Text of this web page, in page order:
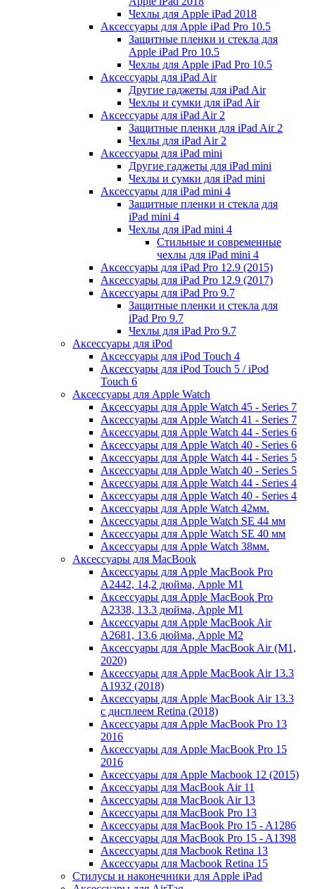
Чехлы для Apple iPad 2018
Аксессуары для Apple iPad Pro 10.5
Защитные пленки и стекла для
Apple iPad Pro 10.5
Чехлы для Apple iPad Pro 10.5
Аксессуары для iPad Air
Другие гаджеты для iPad Air
Чехлы и сумки для iPad Air
Аксессуары для iPad Air 2
Защитные пленки для iPad Air 2
Чехлы для iPad Air 2
Аксессуары для iPad mini
Другие гаджеты для iPad mini
Чехлы и сумки для iPad mini
Аксессуары для iPad mini 4
Защитные пленки и стекла для
iPad mini 4
Чехлы для iPad mini 4
Стильные и современные
чехлы для iPad mini 4
Аксессуары для iPad Pro 12.9 (2015)
Аксессуары для iPad Pro 12.9 (2017)
Аксессуары для iPad Pro 9.7
Защитные пленки и стекла для
iPad Pro 9.7
Чехлы для iPad Pro 9.7
Аксессуары для iPod
Аксессуары для iPod Touch 4
Аксессуары для iPod Touch 5 / iPod
Touch 6
Аксессуары для Apple Watch
Аксессуары для Apple Watch 45 - Series 7
Аксессуары для Apple Watch 41 - Series 7
Аксессуары для Apple Watch 44 - Series 6
Аксессуары для Apple Watch 40 - Series 6
Аксессуары для Apple Watch 44 - Series 5
Аксессуары для Apple Watch 40 - Series 5
Аксессуары для Apple Watch 44 - Series 4
Аксессуары для Apple Watch 40 - Series 4
Аксессуары для Apple Watch 42мм.
Аксессуары для Apple Watch SE 44 мм
Аксессуары для Apple Watch SE 40 мм
Аксессуары для Apple Watch 38мм.
Аксессуары для MacBook
Аксессуары для Apple MacBook Pro
A2442, 14,2 дюйма, Apple M1
Аксессуары для Apple MacBook Pro
A2338, 13.3 дюйма, Apple M1
Аксессуары для Apple MacBook Air
A2681, 13.6 дюйма, Apple M2
Аксессуары для Apple MacBook Air (M1,
2020)
Аксессуары для Apple MacBook Air 13.3
A1932 (2018)
Аксессуары для Apple MacBook Air 13.3
с дисплеем Retina (2018)
Аксессуары для Apple MacBook Pro 13
2016
Аксессуары для Apple MacBook Pro 15
2016
Аксессуары для Apple Macbook 12 (2015)
Аксессуары для MacBook Air 11
Аксессуары для MacBook Air 13
Аксессуары для MacBook Pro 13
Аксессуары для MacBook Pro 15 - A1286
Аксессуары для MacBook Pro 15 - A1398
Аксессуары для Macbook Retina 13
Аксессуары для Macbook Retina 15
Стилусы и наконечники для Apple iPad